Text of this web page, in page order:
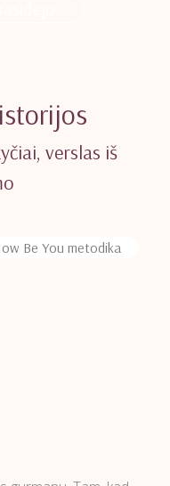
verslas iš
Be You metodika